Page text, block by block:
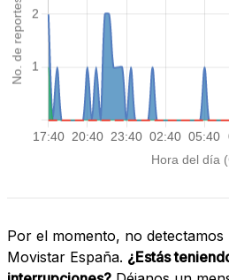
Por el momento, no
Movistar España. ¿Estás